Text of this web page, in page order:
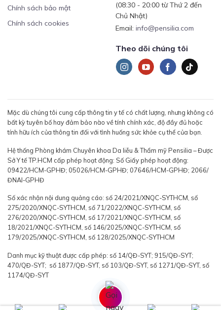
Chính sách bảo mật
Chính sách cookies
(08:30 - 20:00 từ Thứ 2 đến
Chủ Nhật)
Email: info@pensilia.com
Theo dõi chúng tôi
Mặc dù chúng tôi cung cấp thông tin y tế có chất lượng, nhưng không có
bất kỳ tuyên bố hay đảm bảo nào về tính chính xác, độ đầy đủ hoặc
tính hữu ích của thông tin đối với tình huống sức khỏe cụ thể của bạn.
Hệ thống Phòng khám Chuyên khoa Da liễu & Thẩm mỹ Pensilia – Được
Sở Y tế TP.HCM cấp phép hoạt động: Số Giấy phép hoạt động:
09422/HCM-GPHĐ; 05026/HCM-GPHĐ; 07646/HCM-GPHĐ; 2066/
ĐNAI-GPHĐ
Số xác nhận nội dung quảng cáo: số 24/2021/XNQC-SYTHCM, số
275/2020/XNQC-SYTHCM, số 71/2022/XNQC-SYTHCM, số
276/2020/XNQC-SYTHCM, số 17/2021/XNQC-SYTHCM, số
18/2021/XNQC-SYTHCM, số 146/2025/XNQC-SYTHCM, số
179/2025/XNQC-SYTHCM, số 128/2025/XNQC-SYTHCM
Danh mục kỹ thuật được cấp phép: số 14/QĐ-SYT; 915/QĐ-SYT;
470/QĐ-SYT; số 1877/QĐ-SYT, số 103/QĐ-SYT, số 1271/QĐ-SYT, số
1174/QĐ-SYT